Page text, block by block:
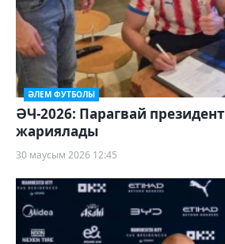
ӘЛЕМ ФУТБОЛЫ
ӘЧ-2026: Парагвай
жариялады
30 маусым 2026 12:45